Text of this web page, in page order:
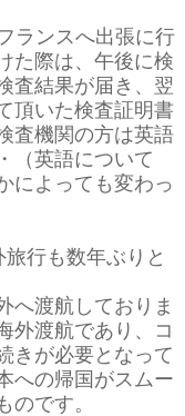
ランスへ出張に行
た際は、午後に検
査結果が届き、翌
頂いた検査証明書
査機関の方は英語
（英語について
によっても変わっ
行も数年ぶりと
へ渡航しておりま
外渡航であり、コ
きが必要となって
への帰国がスムー
のです。